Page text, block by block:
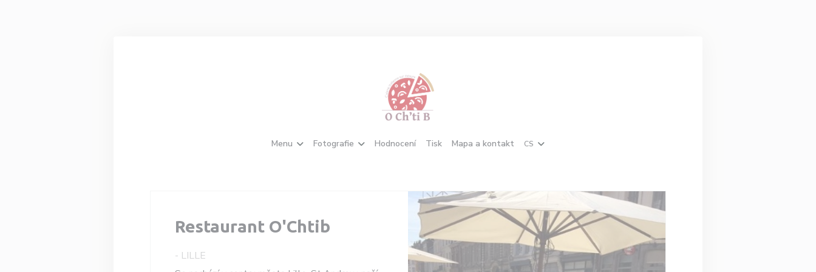
Menu Fotografie Hodnocení Tisk Mapa a kontakt CS
Restaurant O'Chtib
- LILLE